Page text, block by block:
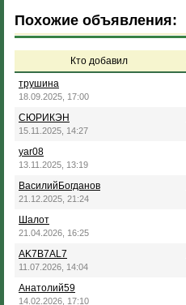
Похожие объявления:
Кто добавил
трушина
18.09.2025, 17:00
СЮРИКЭН
15.11.2025, 14:27
yar08
13.11.2025, 13:19
ВасилийБогданов
21.12.2025, 21:24
Шалот
21.04.2026, 16:25
AK7B7AL7
11.07.2026, 14:04
Анатолий59
14.02.2026, 17:10